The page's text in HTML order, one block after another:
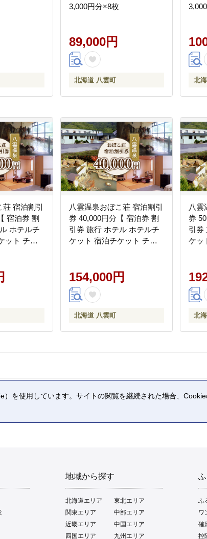
3,000円分×8枚
89,000円
北海道 八雲町 北
荘 宿泊割引
宿泊券 割
ホテルチ
ット チケ
八雲温泉おぼこ荘 宿泊割引
券 40,000円分【 宿泊券 割
引券 旅行 ホテル ホテルチ
ケット 宿泊チケット チケ
154,000円
北海道 八雲町
八雲
券
引券
ケッ
北
地域から探す
北海道エリア
東北エリア
関東エリア
中部エリア
近畿エリア
中国エリア
四国エリア
九州エリア
ふ
ワ
確
控
を使用しています。サイトの閲覧を継続された場合、